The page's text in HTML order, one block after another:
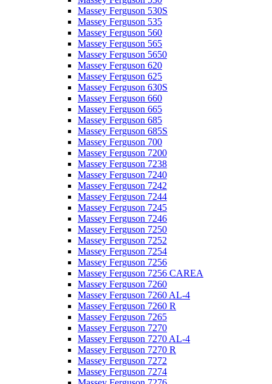
Massey Ferguson 530S
Massey Ferguson 535
Massey Ferguson 560
Massey Ferguson 565
Massey Ferguson 5650
Massey Ferguson 620
Massey Ferguson 625
Massey Ferguson 630S
Massey Ferguson 660
Massey Ferguson 665
Massey Ferguson 685
Massey Ferguson 685S
Massey Ferguson 700
Massey Ferguson 7200
Massey Ferguson 7238
Massey Ferguson 7240
Massey Ferguson 7242
Massey Ferguson 7244
Massey Ferguson 7245
Massey Ferguson 7246
Massey Ferguson 7250
Massey Ferguson 7252
Massey Ferguson 7254
Massey Ferguson 7256
Massey Ferguson 7256 CAREA
Massey Ferguson 7260
Massey Ferguson 7260 AL-4
Massey Ferguson 7260 R
Massey Ferguson 7265
Massey Ferguson 7270
Massey Ferguson 7270 AL-4
Massey Ferguson 7270 R
Massey Ferguson 7272
Massey Ferguson 7274